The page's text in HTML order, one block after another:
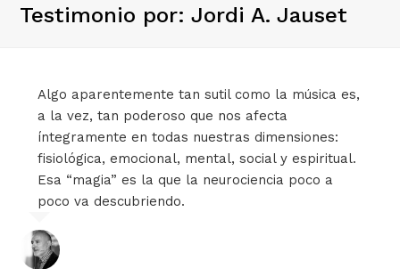
Testimonio por: Jordi A. Jauset
Algo aparentemente tan sutil como la música es,
a la vez, tan poderoso que nos afecta
íntegramente en todas nuestras dimensiones:
fisiológica, emocional, mental, social y espiritual.
Esa “magia” es la que la neurociencia poco a
poco va descubriendo.